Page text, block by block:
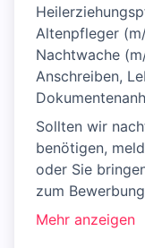
Altenpfleger
Nachtwache
Anschreiben,
Sollten wir
benötigen,
oder Sie
zum
Mehr anzeigen